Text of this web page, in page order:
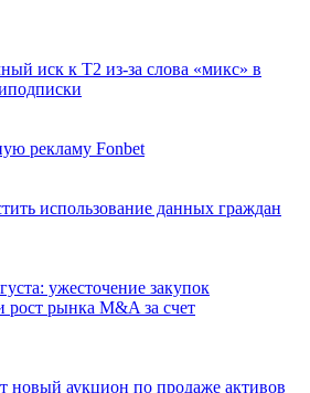
иск к Т2 из-за слова «микс» в
рекламу Fonbet
использование данных граждан
ужесточение закупок
рост рынка M&A за счет
новый аукцион по продаже активов